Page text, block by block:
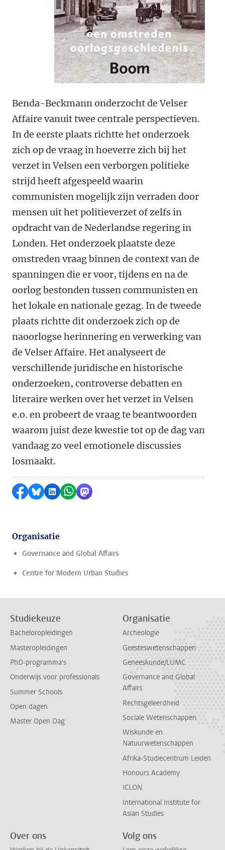
Benda-Beckmann onderzocht de Velser
Affaire vanuit twee centrale perspectieven.
In de eerste plaats richtte het onderzoek
zich op de vraag in hoeverre zich bij het
verzet in Velsen een verborgen politieke
strijd heeft afgespeeld waarin
communisten mogelijk zijn verraden door
mensen uit het politieverzet of zelfs in
opdracht van de Nederlandse regering in
Londen. Het onderzoek plaatste deze
omstreden vraag binnen de context van de
spanningen die er voor, tijdens en na de
oorlog bestonden tussen communisten en
het lokale en nationale gezag. In de tweede
plaats richtte dit onderzoek zich op de
naoorlogse herinnering en verwerking van
de Velser Affaire. Het analyseert de
verschillende juridische en historische
onderzoeken, controverse debatten en
literaire werken over het verzet in Velsen
e.o. en probeert de vraag te beantwoorden
waarom juist deze kwestie tot op de dag van
vandaag zo veel emotionele discussies
losmaakt.
Delen op Facebook
Delen via Bluesky
Delen op LinkedIn
Delen via WhatsApp
Delen via Mastodon
Organisatie
Governance and Global Affairs
Centre for Modern Urban Studies
Studiekeuze
Bacheloropleidingen
Masteropleidingen
PhD-programma's
Onderwijs voor professionals
Summer Schools
Open dagen
Master Open Dag
Organisatie
Archeologie
Geesteswetenschappen
Geneeskunde/LUMC
Governance and Global
Affairs
Rechtsgeleerdheid
Sociale Wetenschappen
Wiskunde en
Natuurwetenschappen
Afrika-Studiecentrum Leiden
Honours Academy
ICLON
International Institute for
Asian Studies
Over ons Volg ons